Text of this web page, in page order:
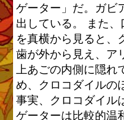
ゲーター」だ。ガビ
出している。 また
を真横から見ると、
歯が外から見え、ア
上あごの内側に隠
め、クロコダイルの
事実、クロコダイル
ゲーターは比較的温